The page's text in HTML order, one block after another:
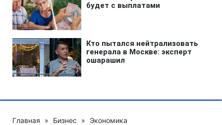
Главная » Бизнес » Экономика